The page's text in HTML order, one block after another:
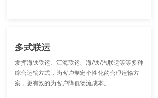
多式联运
发挥海铁联运、江海联运、海/铁/汽联运等等多种
综合运输方式，为客户制定个性化的合理运输方
案，更有效的为客户降低物流成本。